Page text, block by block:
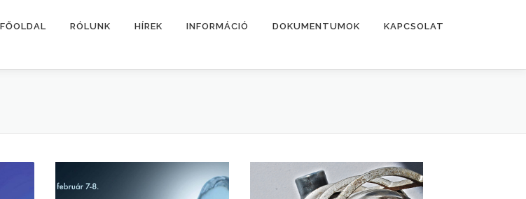
FŐOLDAL RÓLUNK HÍREK INFORMÁCIÓ DOKUMENTUMOK KAPCSOLAT